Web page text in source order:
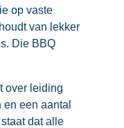
op vaste
van lekker
Die BBQ
over leiding
een aantal
dat alle